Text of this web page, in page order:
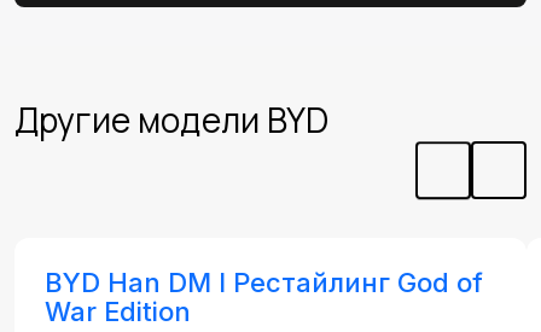
Другие модели BYD
BYD Han DM I Рестайлинг God of
War Edition